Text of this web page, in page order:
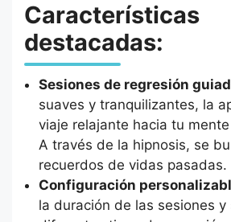
Características
destacadas:
Sesiones de regresión
suaves y tranquilizantes, la
viaje relajante hacia tu
A través de la hipnosis, se
recuerdos de vidas pasadas.
Configuración
la duración de las sesiones y